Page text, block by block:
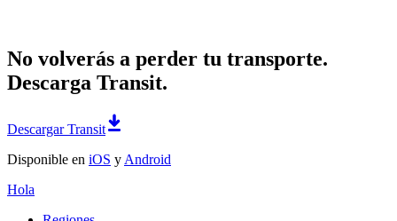
No volverás a perder tu transporte.
Descarga Transit.
Descargar Transit
Disponible en iOS y Android
Hola